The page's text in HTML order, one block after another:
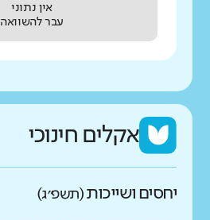
אין נתוני
עבר להשוואה
אקלים חינוכי
יחסים ושייכות(תשפ״ג)